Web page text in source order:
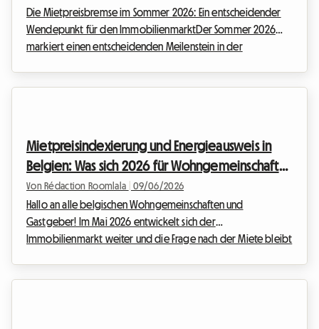
Die Mietpreisbremse im Sommer 2026: Ein entscheidender
Wendepunkt für den ImmobilienmarktDer Sommer 2026
markiert einen entscheidenden Meilenstein in der
von Gastgebern und Mietern bei der Vermietung von
Unterkünften be...
Mietpreisindexierung und Energieausweis in
Belgien: Was sich 2026 für Wohngemeinschaften
ändert
Von Rédaction Roomlala 09/06/2026
Hallo an alle belgischen Wohngemeinschaften und
Gastgeber! Im Mai 2026 entwickelt sich der
Immobilienmarkt weiter und die Frage nach der Miete bleibt